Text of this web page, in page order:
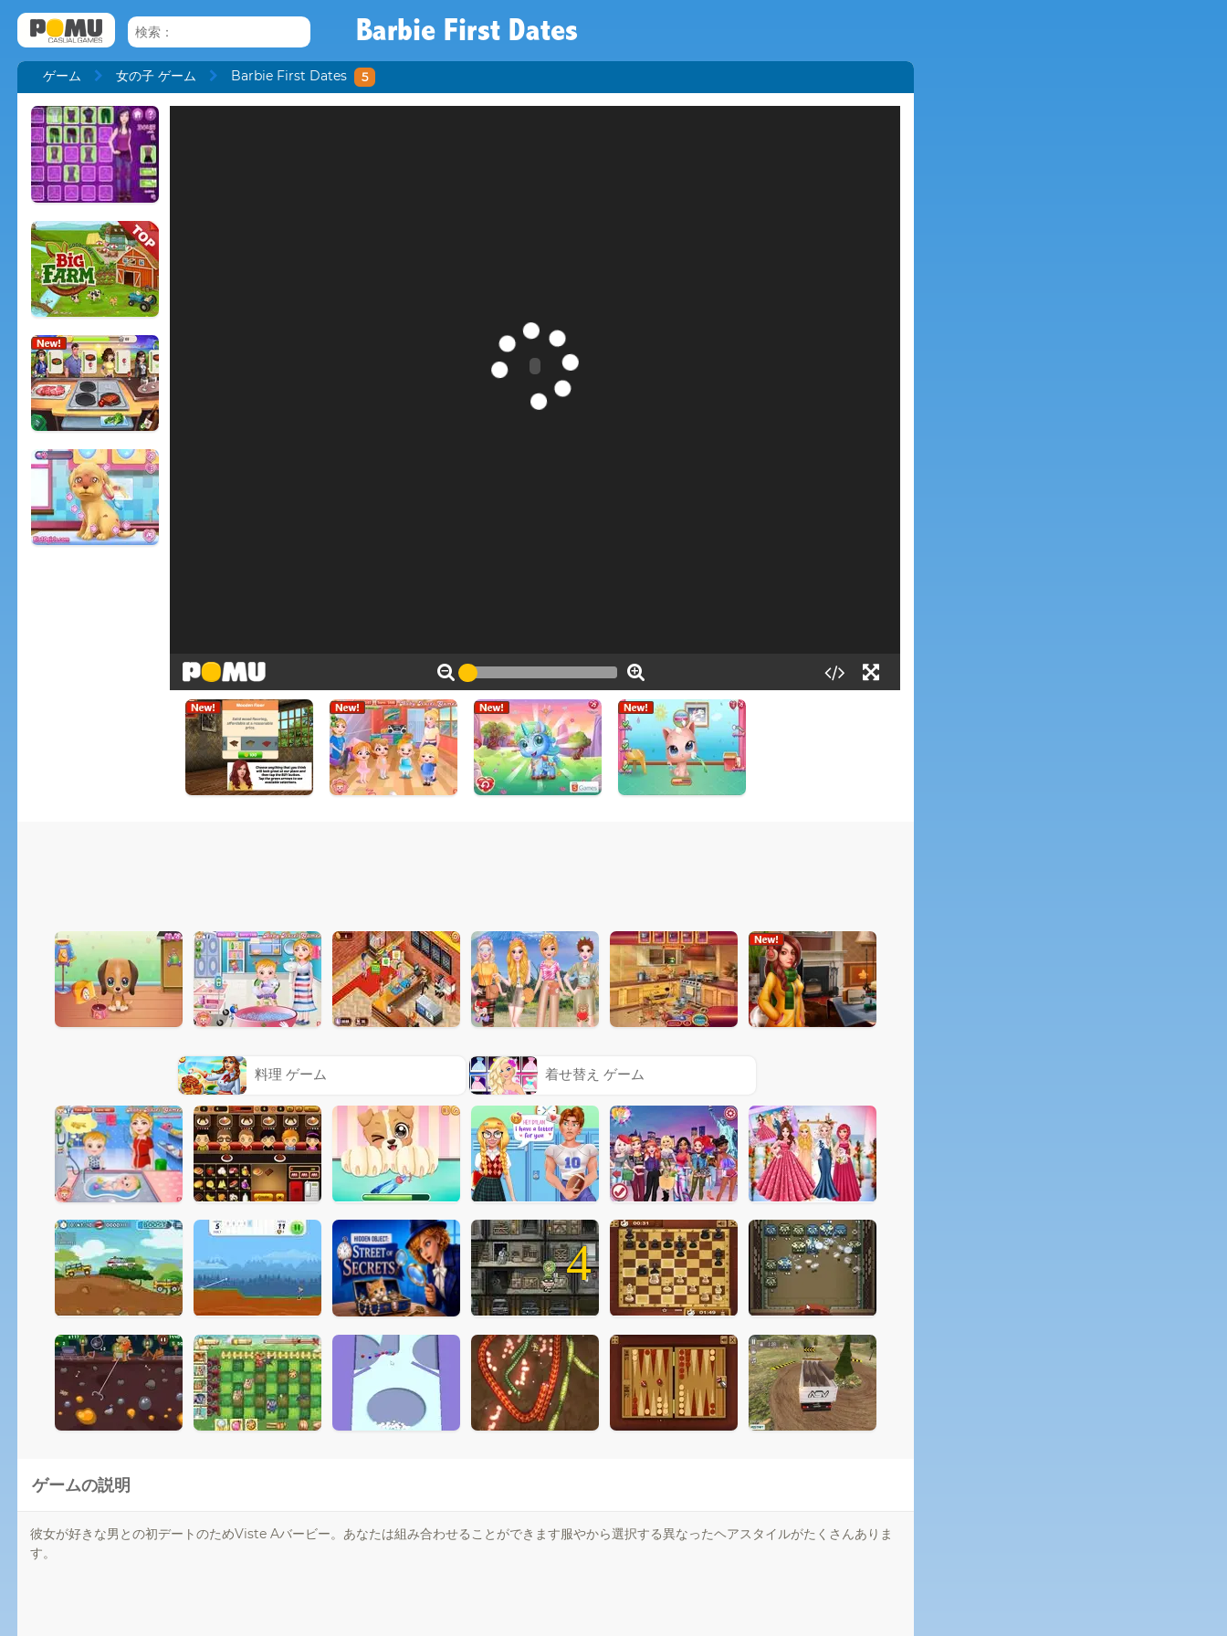
Barbie First Dates
ゲーム 女の子 ゲーム Barbie First Dates 5
料理 ゲーム 着せ替え ゲーム
4
ゲームの説明
彼女が好きな男との初デートのためViste Aバービー。あなたは組み合わせることができます服やから選択する異なったヘアスタイルがたくさんあり​​ま
す。